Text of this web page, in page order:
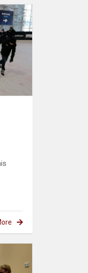
Įspūdinga
ledo
čiuožykla.